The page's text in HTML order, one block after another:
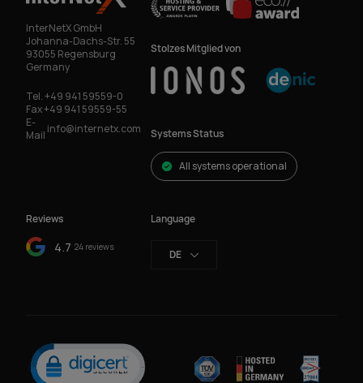
InterNetX GmbH
Johanna-Dachs-Str. 55
93055 Regensburg
Germany
Tel.+49 941 59559-0
Fax+49 941 59559-55
E-
Mail info@internetx.com
Stolzes Mitglied von
Reviews
4.7 24 reviews
Systems Status
All systems operational
Language
DE
Click to open certificate verification popup